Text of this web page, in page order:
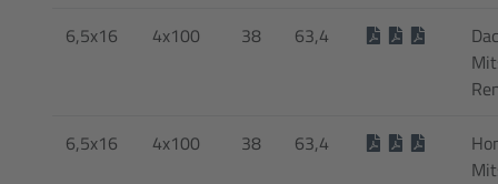
6,5x16 4x100 38 63,4
6,5x16 4x100 38 63,4